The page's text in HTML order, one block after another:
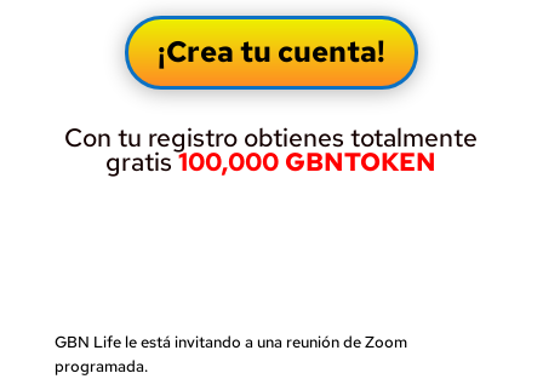
¡Crea tu cuenta!
Con tu registro obtienes totalmente
gratis100,000 GBNTOKEN
GBN Life le está invitando a una reunión de Zoom
programada.